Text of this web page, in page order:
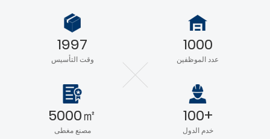
معلومات عنا
1997
وقت التأسيس
1000
عدد الموظفين
5000㎡
مصنع مغطى
100+
خدم الدول